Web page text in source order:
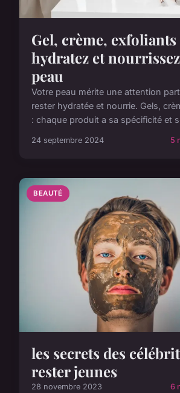
Gel, crème, exfoliants
hydratez et
peau
Votre peau mérite une attention
rester hydratée et nourrie. Gels,
: chaque produit a sa spécificité et
24 septembre 2024 5
BEAUTÉ
les secrets des
rester jeunes
28 novembre 2023 6